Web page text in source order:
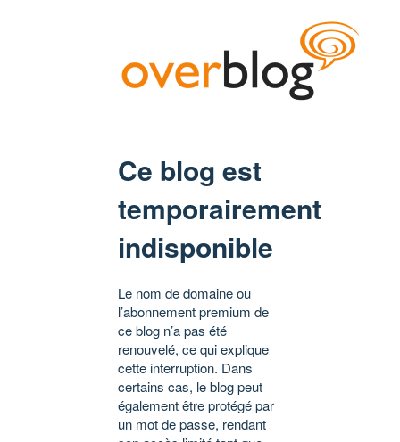
Ce blog est
temporairement
indisponible
Le nom de domaine ou
l’abonnement premium de
ce blog n’a pas été
renouvelé, ce qui explique
cette interruption. Dans
certains cas, le blog peut
également être protégé par
un mot de passe, rendant